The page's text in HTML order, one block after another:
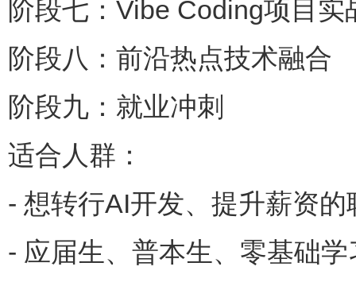
阶段七：Vibe Coding项目实
阶段八：前沿热点技术融合
阶段九：就业冲刺
适合人群：
- 想转行AI开发、提升薪资的
- 应届生、普本生、零基础学